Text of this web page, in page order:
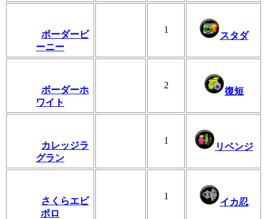
ボーダービ
ーニー
1
スタダ
ボーダーホ
ワイト
2
復短
カレッジラ
グラン
1
リベンジ
さくらエビ
ポロ
1
イカ忍